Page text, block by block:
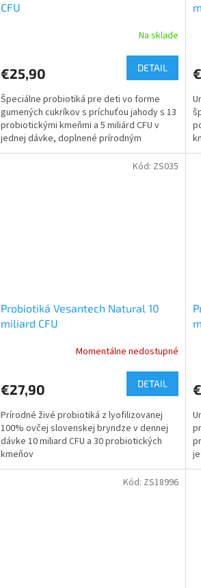
CFU
Na sklade
€25,90 DETAIL
Špeciálne probiotiká pre deti vo forme
gumených cukríkov s príchuťou jahody s 13
probiotickými kmeňmi a 5 miliárd CFU v
jednej dávke, doplnené prírodným
vitamínom C z aceroly.
Probiotiká Vesantech Natural 10
miliard CFU
Momentálne nedostupné
€27,90 DETAIL
Prírodné živé probiotiká z lyofilizovanej
100% ovčej slovenskej bryndze v dennej
dávke 10 miliard CFU a 30 probiotických
kmeňov
Kód: ZS035
Kód: ZS18996